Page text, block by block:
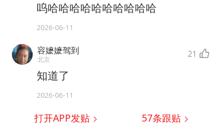
呜哈哈哈哈哈哈哈哈哈哈
2026-06-11
容嬷嬷驾到
北京 21
知道了
2026-06-11
打开APP发贴 57条跟贴